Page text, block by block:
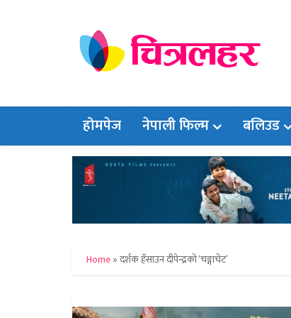
होमपेज नेपाली फिल्म बलिउड
Home»दर्शक हँसाउन दीपेन्द्रको ‘चङ्गाचेट’